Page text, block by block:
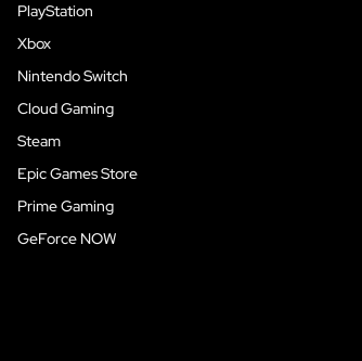
PlayStation
Xbox
Nintendo Switch
Cloud Gaming
Steam
Epic Games Store
Prime Gaming
GeForce NOW